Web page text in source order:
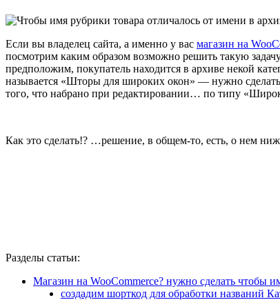
Если вы владелец сайта, а именно у вас магазин на
посмотрим каким образом возможно решить такую
предположим, покупатель находится в архиве некой
называется «Шторы для широких окон» — нужно
того, что набрано при редактировании… по типу
Как это сделать!? …решение, в общем-то, есть, о нем
Разделы статьи:
Магазин на WooCommerce? нужно сделать чтобы
создадим шорткод для обработки названий